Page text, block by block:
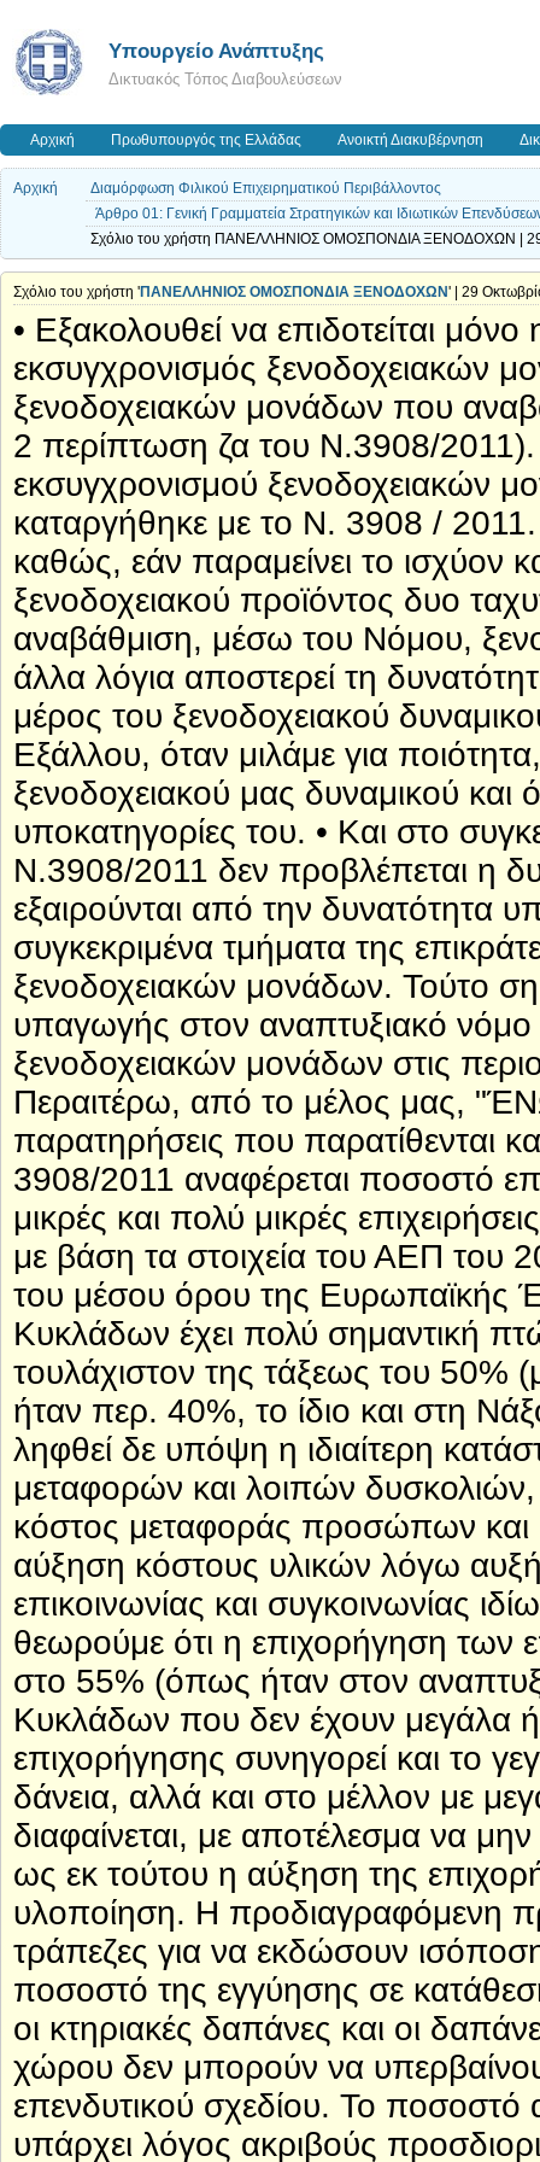
Υπουργείο Ανάπτυξης
Δικτυακός Τόπος Διαβουλεύσεων
Αρχική Πρωθυπουργός της Ελλάδας Ανοικτή Διακυβέρνηση
Αρχική
Διαμόρφωση Φιλικού Επιχειρηματικού Περιβάλλοντος
Άρθρο 01: Γενική Γραμματεία Στρατηγικών και Ιδιωτικών
Σχόλιο του χρήστη ΠΑΝΕΛΛΗΝΙΟΣ ΟΜΟΣΠΟΝΔΙΑ ΞΕΝΟΔΟΧΩΝ | 29
Σχόλιο του χρήστη 'ΠΑΝΕΛΛΗΝΙΟΣ ΟΜΟΣΠΟΝΔΙΑ ΞΕΝΟΔΟΧΩΝ' | 29
• Εξακολουθεί να επιδοτείται
εκσυγχρονισμός ξενοδοχειακών
ξενοδοχειακών μονάδων που
2 περίπτωση ζα του Ν.3908/2011).
εκσυγχρονισμού ξενοδοχειακών
καταργήθηκε με το Ν. 3908 / 2011.
καθώς, εάν παραμείνει το ισχύον
ξενοδοχειακού προϊόντος δυο
αναβάθμιση, μέσω του Νόμου,
άλλα λόγια αποστερεί τη
μέρος του ξενοδοχειακού
Εξάλλου, όταν μιλάμε για
ξενοδοχειακού μας δυναμικού και
υποκατηγορίες του. • Και στο
Ν.3908/2011 δεν προβλέπεται η
εξαιρούνται από την δυνατότητα
συγκεκριμένα τμήματα της
ξενοδοχειακών μονάδων. Τούτο
υπαγωγής στον αναπτυξιακό
ξενοδοχειακών μονάδων στις
Περαιτέρω, από το μέλος μας,
παρατηρήσεις που παρατίθενται
3908/2011 αναφέρεται ποσοστό
μικρές και πολύ μικρές
με βάση τα στοιχεία του ΑΕΠ του
του μέσου όρου της Ευρωπαϊκής
Κυκλάδων έχει πολύ σημαντική
τουλάχιστον της τάξεως του
ήταν περ. 40%, το ίδιο και στη
ληφθεί δε υπόψη η ιδιαίτερη
μεταφορών και λοιπών
κόστος μεταφοράς προσώπων και
αύξηση κόστους υλικών λόγω
επικοινωνίας και συγκοινωνίας
θεωρούμε ότι η επιχορήγηση των
στο 55% (όπως ήταν στον
Κυκλάδων που δεν έχουν μεγάλα
επιχορήγησης συνηγορεί και το
δάνεια, αλλά και στο μέλλον με
διαφαίνεται, με αποτέλεσμα να
ως εκ τούτου η αύξηση της
υλοποίηση. Η προδιαγραφόμενη
τράπεζες για να εκδώσουν
ποσοστό της εγγύησης σε
οι κτηριακές δαπάνες και οι
χώρου δεν μπορούν να
επενδυτικού σχεδίου. Το ποσοστό
υπάρχει λόγος ακριβούς